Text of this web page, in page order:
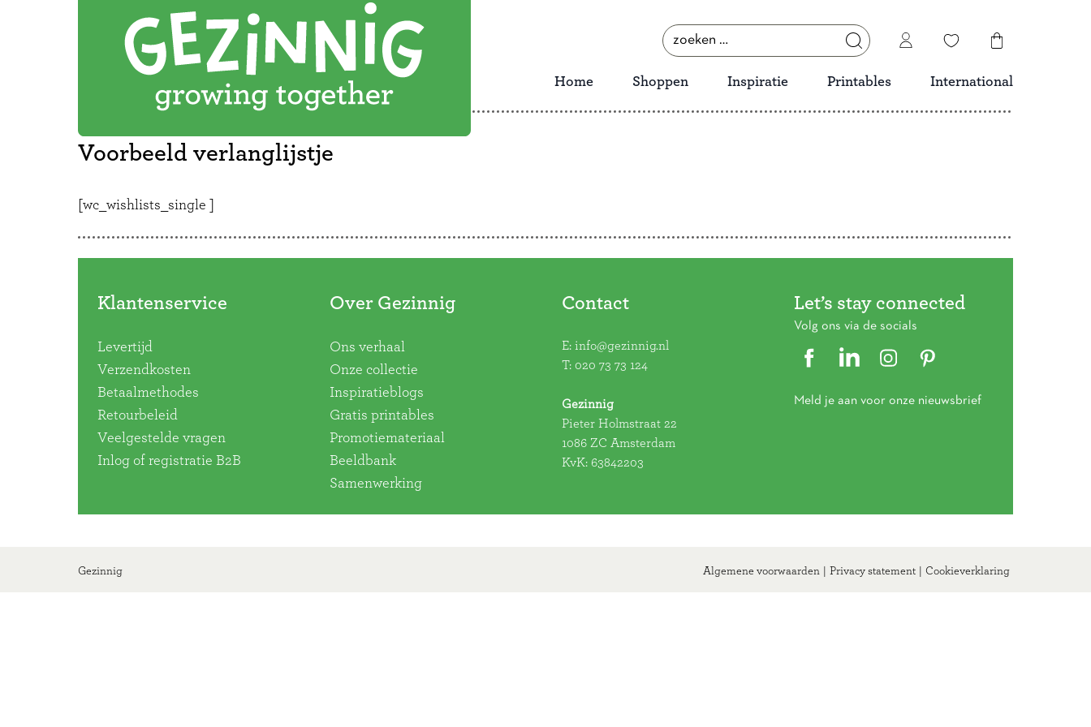
zoeken
naar:
Home Shoppen Inspiratie Printables International
Voorbeeld verlanglijstje
[wc_wishlists_single ]
Klantenservice
Levertijd
Verzendkosten
Betaalmethodes
Retourbeleid
Veelgestelde vragen
Inlog of registratie B2B
Over Gezinnig
Ons verhaal
Onze collectie
Inspiratieblogs
Gratis printables
Promotiemateriaal
Beeldbank
Samenwerking
Contact
E: info@gezinnig.nl
T: 020 73 73 124
Gezinnig
Pieter Holmstraat 22
1086 ZC Amsterdam
KvK: 63842203
Let’s stay connected
Volg ons via de socials
Meld je aan voor onze nieuwsbrief
Gezinnig Algemene voorwaarden Privacy statement Cookieverklaring